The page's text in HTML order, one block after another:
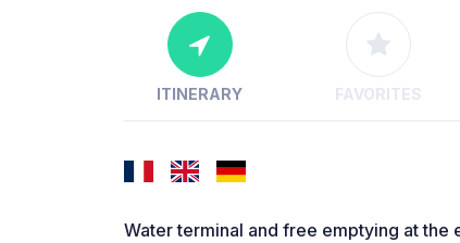
ITINERARY FAVORITES
Water terminal and free emptying at the